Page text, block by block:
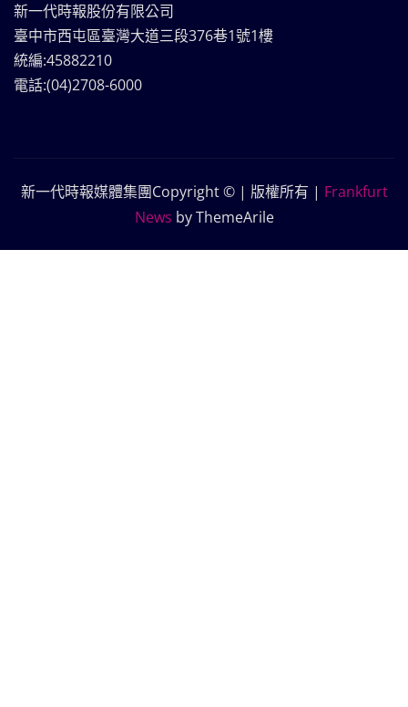
新一代時報股份有限公司
臺中市西屯區臺灣大道三段376巷1號1樓
統編:45882210
電話:(04)2708-6000
新一代時報媒體集團Copyright © | 版權所有 | Frankfurt
News by ThemeArile